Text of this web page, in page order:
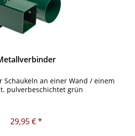
an einer Wand / einem
pulverbeschichtet grün
29,95 € *